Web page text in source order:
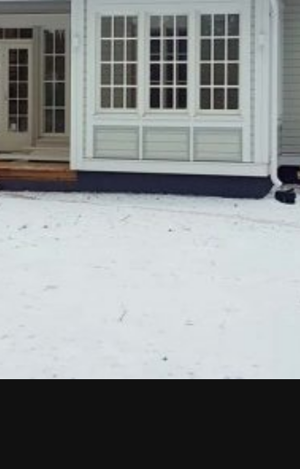
ON
200-sivuinen talokirja!